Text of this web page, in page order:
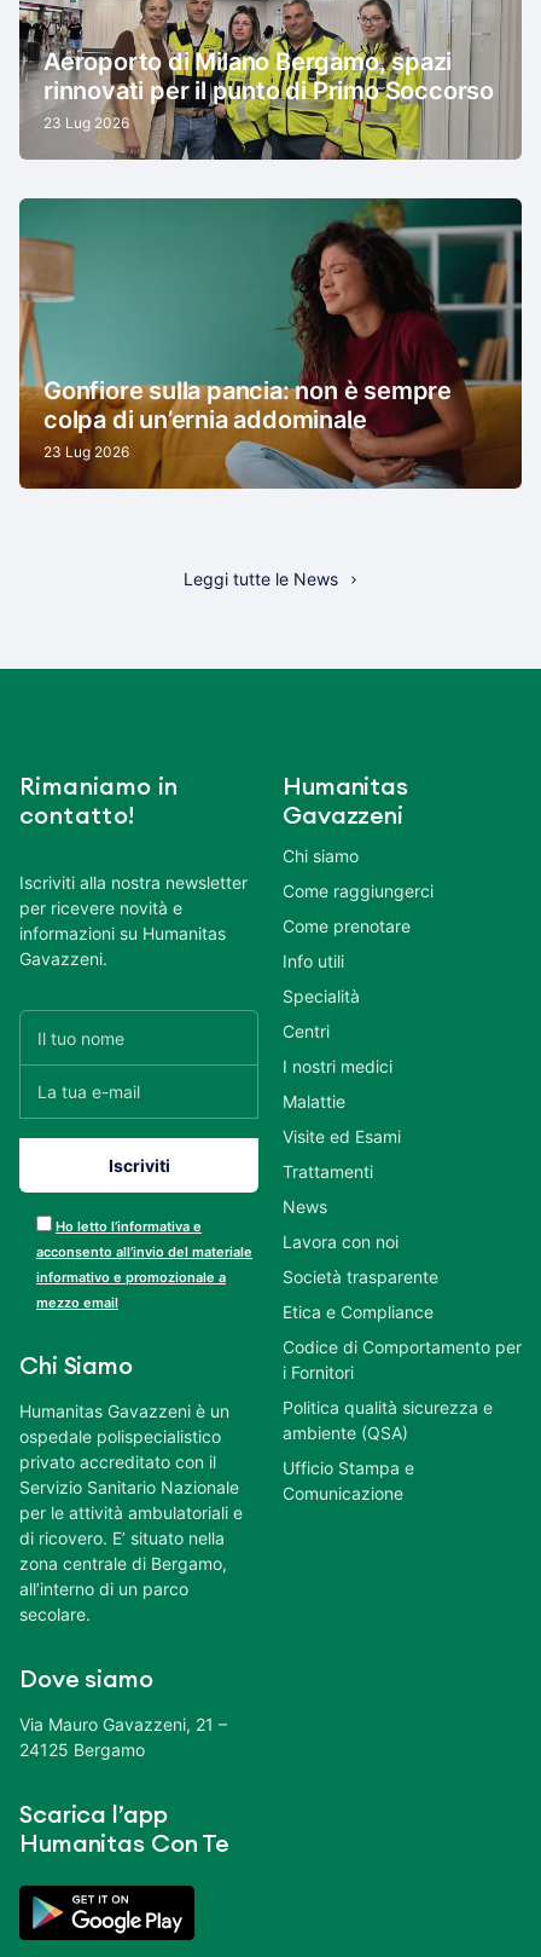
Aeroporto di Milano Bergamo, spazi
rinnovati per il punto di Primo Soccorso
23 Lug 2026
Gonfiore sulla pancia: non è sempre
colpa di un’ernia addominale
23 Lug 2026
Leggi tutte le News
Rimaniamo in
contatto!
Iscriviti alla nostra newsletter
per ricevere novità e
informazioni su Humanitas
Gavazzeni.
Ho letto l’informativa e
acconsento all’invio del materiale
informativo e promozionale a
mezzo email
Chi Siamo
Humanitas Gavazzeni è un
ospedale polispecialistico
privato accreditato con il
Servizio Sanitario Nazionale
per le attività ambulatoriali e
di ricovero. E’ situato nella
zona centrale di Bergamo,
all’interno di un parco
secolare.
Dove siamo
Via Mauro Gavazzeni, 21 –
24125 Bergamo
Scarica l’app
Humanitas Con Te
Humanitas
Gavazzeni
Chi siamo
Come raggiungerci
Come prenotare
Info utili
Specialità
Centri
I nostri medici
Malattie
Visite ed Esami
Trattamenti
News
Lavora con noi
Società trasparente
Etica e Compliance
Codice di Comportamento per
i Fornitori
Politica qualità sicurezza e
ambiente (QSA)
Ufficio Stampa e
Comunicazione